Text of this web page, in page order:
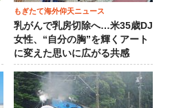
もぎたて海外仰天ニュース
乳がんで乳房切除へ…米35歳DJ
女性、“自分の胸”を輝くアート
に変えた思いに広がる共感